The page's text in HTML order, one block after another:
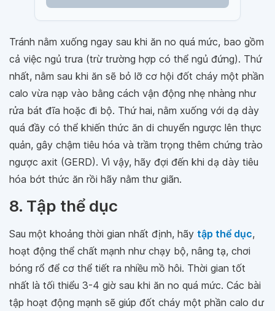
Tránh nằm xuống ngay sau khi ăn no quá mức, bao gồm
cả việc ngủ trưa (trừ trường hợp có thể ngủ đứng). Thứ
nhất, nằm sau khi ăn sẽ bỏ lỡ cơ hội đốt cháy một phần
calo vừa nạp vào bằng cách vận động nhẹ nhàng như
rửa bát đĩa hoặc đi bộ. Thứ hai, nằm xuống với dạ dày
quá đầy có thể khiến thức ăn di chuyển ngược lên thực
quản, gây chậm tiêu hóa và trầm trọng thêm chứng trào
ngược axit (GERD). Vì vậy, hãy đợi đến khi dạ dày tiêu
hóa bớt thức ăn rồi hãy nằm thư giãn.
8. Tập thể dục
Sau một khoảng thời gian nhất định, hãy tập thể dục,
hoạt động thể chất mạnh như chạy bộ, nâng tạ, chơi
bóng rổ để cơ thể tiết ra nhiều mồ hôi. Thời gian tốt
nhất là tối thiểu 3-4 giờ sau khi ăn no quá mức. Các bài
tập hoạt động mạnh sẽ giúp đốt cháy một phần calo dư